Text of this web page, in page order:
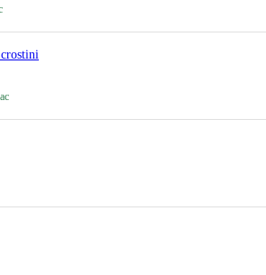
:
na
:
a